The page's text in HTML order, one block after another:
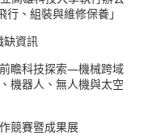
、組裝與維修保養」
缺資訊
瞻科技探索—機械跨域
機器人、無人機與太空
競賽暨成果展